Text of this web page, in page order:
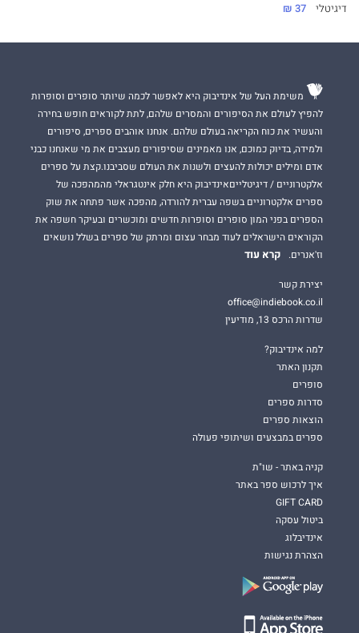
דיגיטלי 37 ₪
משימת העל של אינדיבוק היא לאפשר לכמה שיותר סופרים וסופרות
להפיץ לעולם את הסיפורים והמסרים שלהם, לתת לקוראים חופש בחירה
והעשיר את כוח הקריאה בעולם שלהם. אנחנו אוהבים ספרים, סיפורים
ולמידה, בדיוק כמוכם, אנו מאמינים שסיפורים מעצבים את מי שאנחנו כבני
אדם ומילים יכולות להעצים ולשנות את העולם שסביבנו.קצת על ספרים
אלקטרוניים / דיגיטלייםאינדיבוק היא חלק אינטגראלי מהמהפכה של
ספרים אלקטרוניים בשפה עברית להורדה, מהפכה אשר פתחה את שוק
הספרים בפני המון סופרים וסופרות חדשים ומוכשרים ובעיקר חשפה את
הקוראים הישראלים לעוד מבחר עצום ומרתק של ספרים בשלל נושאים
וז'אנרים.
קרא עוד
יצירת קשר
office@indiebook.co.il
שדרות הרכס 13, מודיעין
למה אינדיבוק?
תקנון האתר
סופרים
סדרות ספרים
הוצאות ספרים
ספרים במבצעים ושיתופי פעולה
קניה באתר - שו"ת
איך לרכוש ספר באתר
GIFT CARD
ביטול עסקה
אינדיבלוג
הצהרת נגישות